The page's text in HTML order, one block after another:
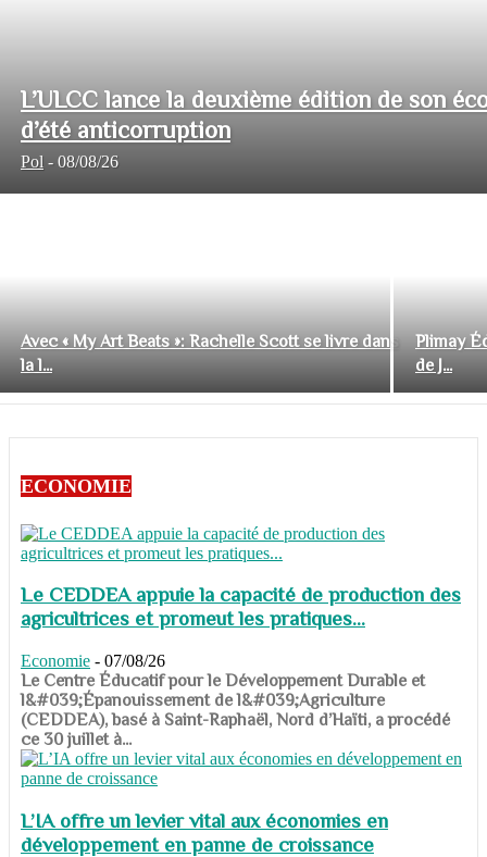
L’ULCC lance la deuxième édition de son
d’été anticorruption
Pol - 08/08/26
Avec « My Art Beats »: Rachelle Scott se livre dans
la l...
Plimay
de J...
ECONOMIE
Le CEDDEA appuie la capacité de production des
agricultrices et promeut les pratiques...
Economie - 07/08/26
​​​​​​​Le Centre Éducatif pour le Développement Durable et
l&#039;Épanouissement de l&#039;Agriculture
(CEDDEA), basé à Saint-Raphaël, Nord d’Haïti, a procédé
ce 30 juillet à...
L’IA offre un levier vital aux économies en
développement en panne de croissance